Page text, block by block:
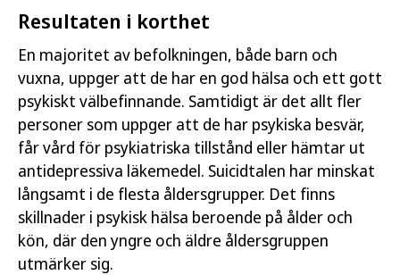
Resultaten i korthet
En majoritet av befolkningen, både barn och
vuxna, uppger att de har en god hälsa och ett gott
psykiskt välbefinnande. Samtidigt är det allt fler
personer som uppger att de har psykiska besvär,
får vård för psykiatriska tillstånd eller hämtar ut
antidepressiva läkemedel. Suicidtalen har minskat
långsamt i de flesta åldersgrupper. Det finns
skillnader i psykisk hälsa beroende på ålder och
kön, där den yngre och äldre åldersgruppen
utmärker sig.
Publicerad:
19 december 2025
Artikelnummer: 25249
Öppna publikationen
Läs publikation